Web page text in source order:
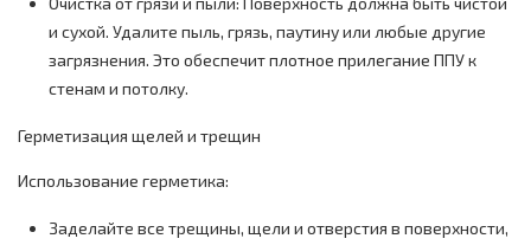
и сухой. Удалите пыль, грязь, паутину или любые другие
загрязнения. Это обеспечит плотное прилегание ППУ к
стенам и потолку.
Герметизация щелей и трещин
Использование герметика:
Заделайте все трещины, щели и отверстия в поверхности,